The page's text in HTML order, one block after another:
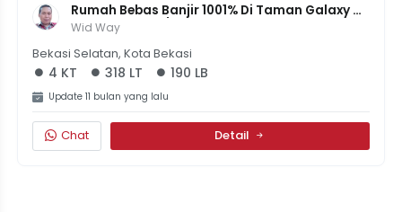
Rumah Bebas Banjir 1001% Di Taman Galaxy
Bekasi - LT 318/LB 190, 4KT+3KM, Sertifikat On
Hand, Harga 2.5M Nett!
Wid Way
Bekasi Selatan, Kota Bekasi
4 KT 318 LT 190 LB
Update 11 bulan yang lalu
Chat Detail